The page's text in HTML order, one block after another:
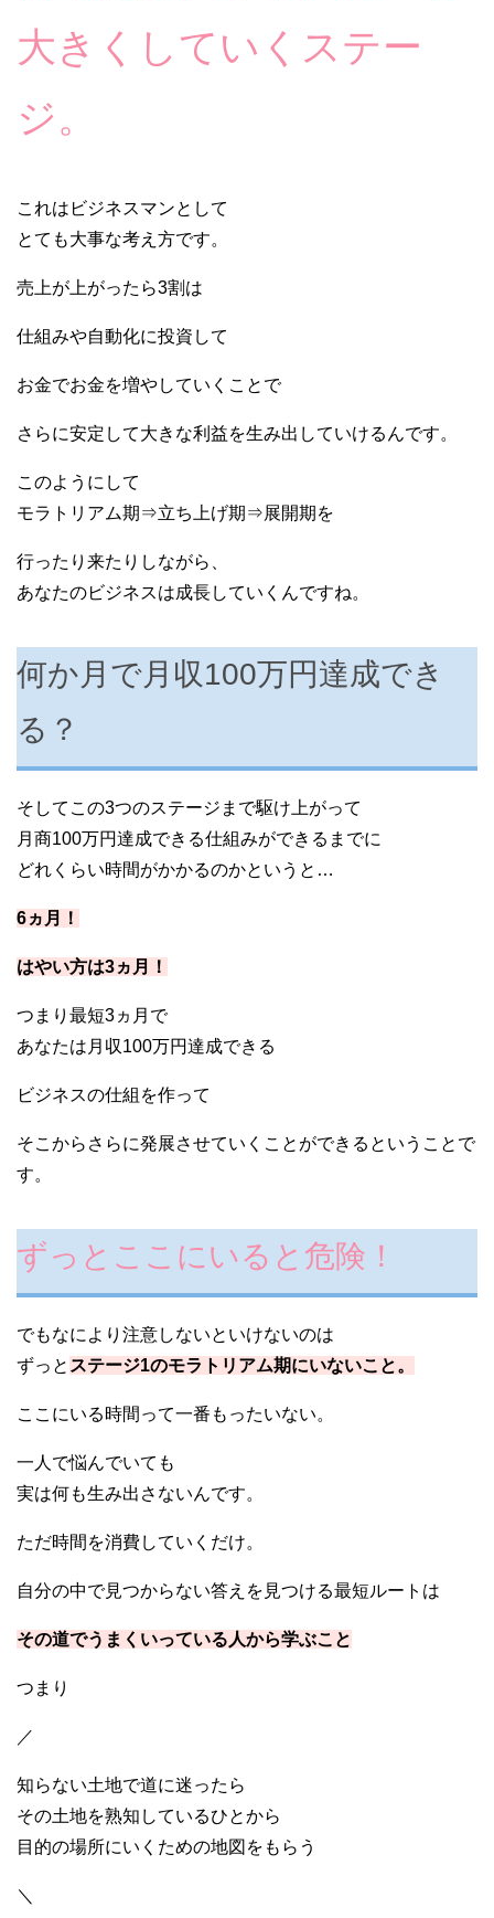
大きくしていくステー
ジ。
これはビジネスマンとして
とても大事な考え方です。
売上が上がったら3割は
仕組みや自動化に投資して
お金でお金を増やしていくことで
さらに安定して大きな利益を生み出していけるんです。
このようにして
モラトリアム期⇒立ち上げ期⇒展開期を
行ったり来たりしながら、
あなたのビジネスは成長していくんですね。
何か月で月収100万円達成でき
る？
そしてこの3つのステージまで駆け上がって
月商100万円達成できる仕組みができるまでに
どれくらい時間がかかるのかというと…
6ヵ月！
はやい方は3ヵ月！
つまり最短3ヵ月で
あなたは月収100万円達成できる
ビジネスの仕組を作って
そこからさらに発展させていくことができるということで
す。
ずっとここにいると危険！
でもなにより注意しないといけないのは
ずっと ステージ1のモラトリアム期にいないこと。
ここにいる時間って一番もったいない。
一人で悩んでいても
実は何も生み出さないんです。
ただ時間を消費していくだけ。
自分の中で見つからない答えを見つける最短ルートは
その道でうまくいっている人から学ぶこと
つまり
／
知らない土地で道に迷ったら
その土地を熟知しているひとから
目的の場所にいくための地図をもらう
＼